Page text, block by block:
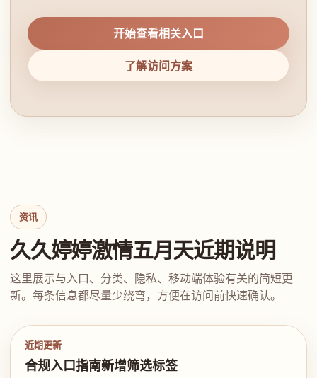
开始查看相关入口
了解访问方案
资讯
久久婷婷激情五月天近期说明
这里展示与入口、分类、隐私、移动端体验有关的简短更
新。每条信息都尽量少绕弯，方便在访问前快速确认。
近期更新
合规入口指南新增筛选标签